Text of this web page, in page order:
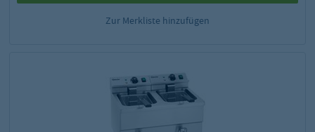
Zur Merkliste hinzufügen